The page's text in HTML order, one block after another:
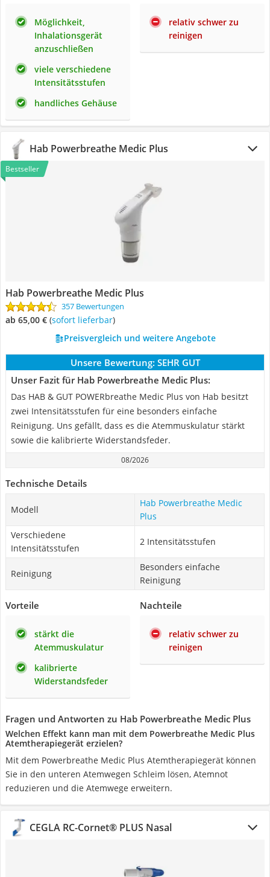
Möglichkeit,
Inhalationsgerät
anzuschließen
viele verschiedene
Intensitätsstufen
handliches Gehäuse
relativ schwer zu
reinigen
Hab Powerbreathe Medic Plus
Bestseller
Hab Powerbreathe Medic Plus
357 Bewertungen
ab 65,00 € ( Sofort lieferbar)
Preisvergleich und weitere Angebote
Unsere Bewertung: SEHR GUT
Unser Fazit für Hab Powerbreathe Medic Plus:
Das HAB & GUT POWERbreathe Medic Plus von Hab besitzt
zwei Intensitätsstufen für eine besonders einfache
Reinigung. Uns gefällt, dass es die Atemmuskulatur stärkt
sowie die kalibrierte Widerstandsfeder.
08/2026
Technische Details
Modell
Hab Powerbreathe Medic
Plus
Verschiedene
Intensitätsstufen
2 Intensitätsstufen
Reinigung
Besonders einfache
Reinigung
Vorteile
stärkt die
Atemmuskulatur
kalibrierte
Widerstandsfeder
Nachteile
relativ schwer zu
reinigen
Fragen und Antworten zu Hab Powerbreathe Medic Plus
Welchen Effekt kann man mit dem Powerbreathe Medic Plus
Atemtherapiegerät erzielen?
Mit dem Powerbreathe Medic Plus Atemtherapiegerät können
Sie in den unteren Atemwegen Schleim lösen, Atemnot
reduzieren und die Atemwege erweitern.
CEGLA RC-Cornet® PLUS Nasal